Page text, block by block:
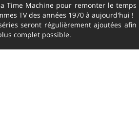
Time Machine pour remonter le temps
TV des années 1970 à aujourd'hui !
seront régulièrement ajoutées afin
complet possible.